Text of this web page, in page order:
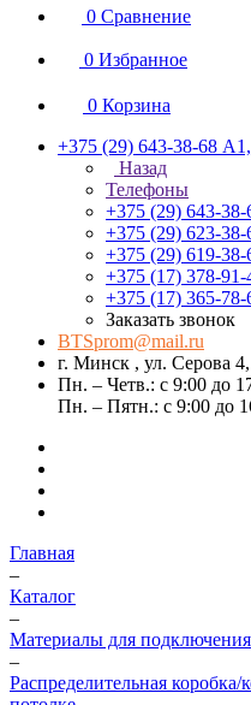
0 Сравнение
0 Избранное
0 Корзина
+375 (29) 643-38-68
Назад
Телефоны
+375 (29) 643-38-
+375 (29) 623-38-
+375 (29) 619-38-
+375 (17) 378-91-
+375 (17) 365-78-
Заказать звонок
BTSprom@mail.ru
г. Минск , ул. Серова
Пн. – Четв.: с 9:00 до
Пн. – Пятн.: с 9:00 до
Главная
–
Каталог
–
Материалы для подключения
–
Распределительная